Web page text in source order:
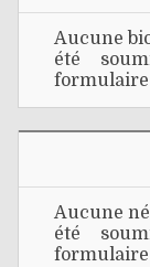
Aucune
été
formulaire
Aucune
été
formulaire